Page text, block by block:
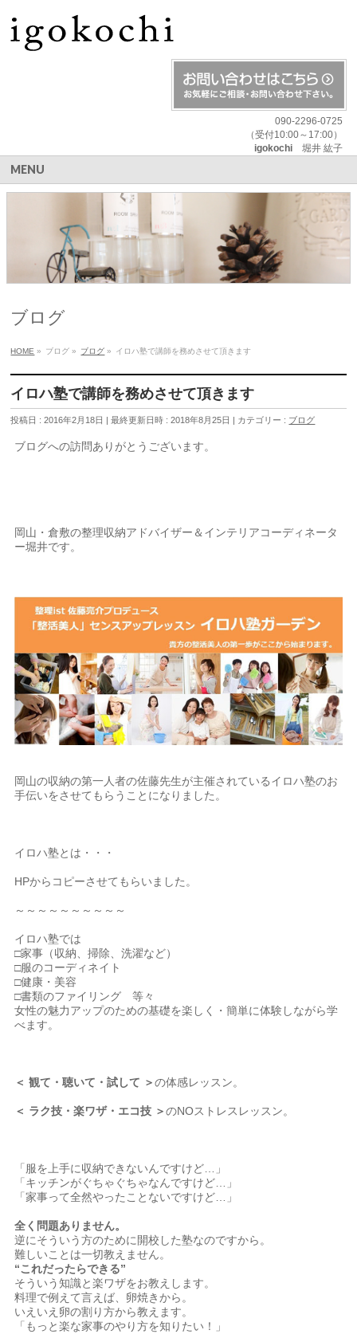
090-2296-0725
（受付10:00～17:00）
igokochi堀井 紘子
MENU
ブログ
HOME » ブログ » ブログ » イロハ塾で講師を務めさせて頂きます
イロハ塾で講師を務めさせて頂きます
投稿日 : 2016年2月18日 最終更新日時 : 2018年8月25日 カテゴリー : ブログ
ブログへの訪問ありがとうございます。
岡山・倉敷の整理収納アドバイザー＆インテリアコーディネータ
ー堀井です。
岡山の収納の第一人者の佐藤先生が主催されているイロハ塾のお
手伝いをさせてもらうことになりました。
イロハ塾とは・・・
HPからコピーさせてもらいました。
～～～～～～～～～～
イロハ塾では
□家事（収納、掃除、洗濯など）
□服のコーディネイト
□健康・美容
□書類のファイリング 等々
女性の魅力アップのための基礎を楽しく・簡単に体験しながら学
べます。
＜ 観て・聴いて・試して ＞の体感レッスン。
＜ ラク技・楽ワザ・エコ技 ＞のNOストレスレッスン。
「服を上手に収納できないんですけど…」
「キッチンがぐちゃぐちゃなんですけど…」
「家事って全然やったことないですけど…」
全く問題ありません。
逆にそういう方のために開校した塾なのですから。
難しいことは一切教えません。
“これだったらできる”
そういう知識と楽ワザをお教えします。
料理で例えて言えば、卵焼きから。
いえいえ卵の割り方から教えます。
「もっと楽な家事のやり方を知りたい！」